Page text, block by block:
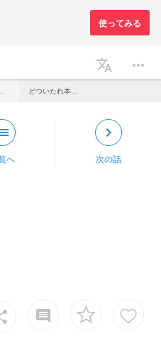
translate more_horiz
どついたれ本舗２
へ
keyboard_arrow_right
次の話
insert_comment